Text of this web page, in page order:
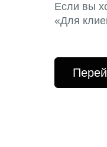
Если вы
«Для